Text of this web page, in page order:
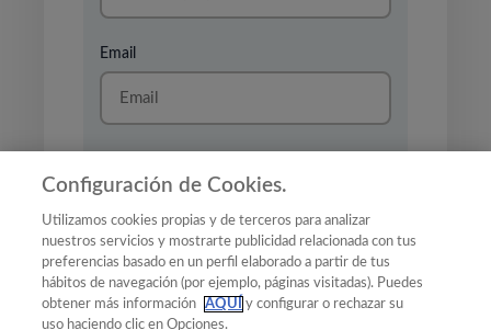
Email
He leido y acepto la
politica de privacidad
y el
tratamiento de mis datos para
recibir una llamada.
Configuración de Cookies.
Utilizamos cookies propias y de terceros para analizar
nuestros servicios y mostrarte publicidad relacionada con tus
preferencias basado en un perfil elaborado a partir de tus
hábitos de navegación (por ejemplo, páginas visitadas). Puedes
obtener más información
AQUÍ
y configurar o rechazar su
uso haciendo clic en Opciones.